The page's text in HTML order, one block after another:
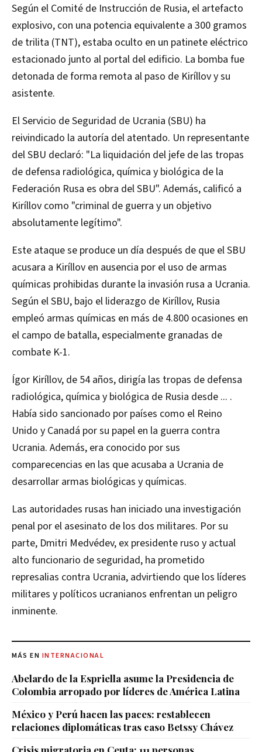
Según el Comité de Instrucción de Rusia, el artefacto
explosivo, con una potencia equivalente a 300 gramos
de trilita (TNT), estaba oculto en un patinete eléctrico
estacionado junto al portal del edificio. La bomba fue
detonada de forma remota al paso de Kiríllov y su
asistente.
El Servicio de Seguridad de Ucrania (SBU) ha
reivindicado la autoría del atentado. Un representante
del SBU declaró: "La liquidación del jefe de las tropas
de defensa radiológica, química y biológica de la
Federación Rusa es obra del SBU". Además, calificó a
Kiríllov como "criminal de guerra y un objetivo
absolutamente legítimo".
Este ataque se produce un día después de que el SBU
acusara a Kiríllov en ausencia por el uso de armas
químicas prohibidas durante la invasión rusa a Ucrania.
Según el SBU, bajo el liderazgo de Kiríllov, Rusia
empleó armas químicas en más de 4.800 ocasiones en
el campo de batalla, especialmente granadas de
combate K-1.
Ígor Kiríllov, de 54 años, dirigía las tropas de defensa
radiológica, química y biológica de Rusia desde ... .
Había sido sancionado por países como el Reino
Unido y Canadá por su papel en la guerra contra
Ucrania. Además, era conocido por sus
comparecencias en las que acusaba a Ucrania de
desarrollar armas biológicas y químicas.
Las autoridades rusas han iniciado una investigación
penal por el asesinato de los dos militares. Por su
parte, Dmitri Medvédev, ex presidente ruso y actual
alto funcionario de seguridad, ha prometido
represalias contra Ucrania, advirtiendo que los líderes
militares y políticos ucranianos enfrentan un peligro
inminente.
MÁS EN INTERNACIONAL
Abelardo de la Espriella asume la Presidencia de
Colombia arropado por líderes de América Latina
México y Perú hacen las paces: restablecen
relaciones diplomáticas tras caso Betssy Chávez
Crisis migratoria en Ceuta: 111 personas